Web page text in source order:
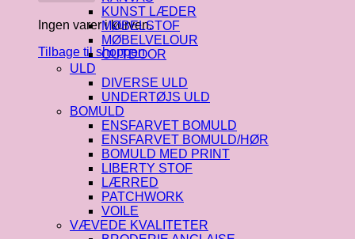
Ingen varer i kurven.
Tilbage til shoppen
KUNST LÆDER
MØBELSTOF
MØBELVELOUR
OUTDOOR
ULD
DIVERSE ULD
UNDERTØJS ULD
BOMULD
ENSFARVET BOMULD
ENSFARVET BOMULD/HØR
BOMULD MED PRINT
LIBERTY STOF
LÆRRED
PATCHWORK
VOILE
VÆVEDE KVALITETER